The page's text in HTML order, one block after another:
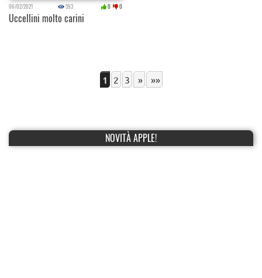
06/02/2021 593 0 0
Uccellini molto carini
1 2 3 » »»
NOVITÀ APPLE!